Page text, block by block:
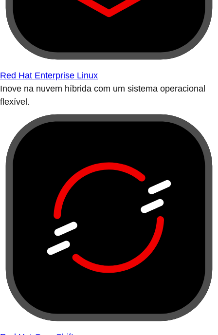
Red Hat Enterprise Linux
Inove na nuvem híbrida com um sistema operacional
flexível.